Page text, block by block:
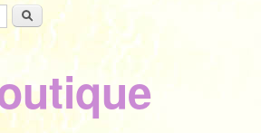
Rechercher